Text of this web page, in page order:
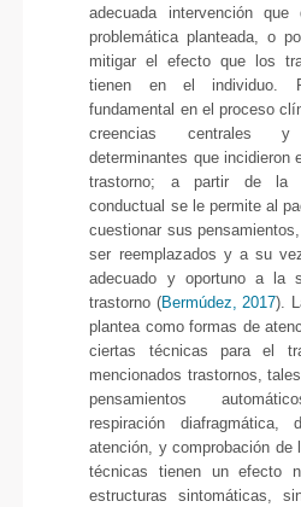
adecuada intervención
problemática planteada, o
mitigar el efecto que los
tienen en el individuo.
fundamental en el proceso
creencias centrales
determinantes que incidieron
trastorno; a partir de la
conductual se le permite al
cuestionar sus
ser reemplazados y a su
adecuado y oportuno a la
trastorno (Bermúdez, 2017).
plantea como formas de
ciertas técnicas para el
mencionados trastornos,
pensamientos
respiración diafragmática,
atención, y comprobación de
técnicas tienen un efecto
estructuras sintomáticas,